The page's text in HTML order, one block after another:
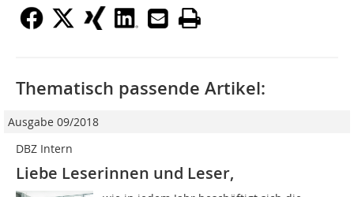
Thematisch passende Artikel:
Ausgabe 09/2018
DBZ Intern
Liebe Leserinnen und Leser,